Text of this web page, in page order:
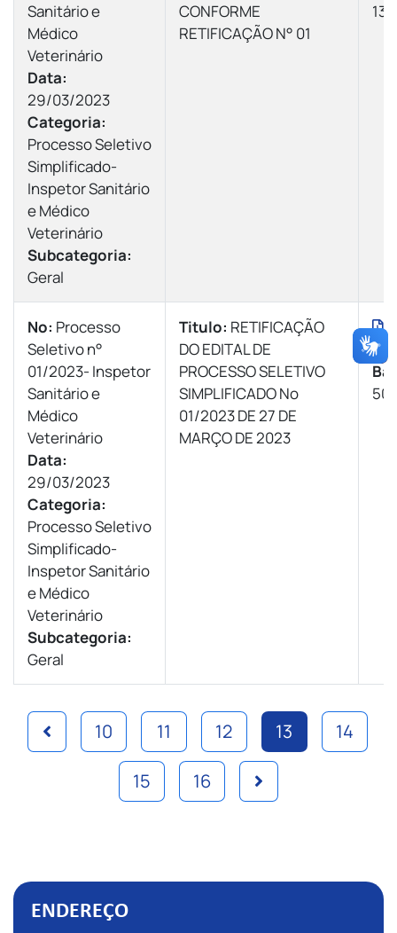
Sanitário e
Médico
Veterinário
Data:
29/03/2023
Categoria:
Processo Seletivo
Simplificado-
Inspetor Sanitário
e Médico
Veterinário
Subcategoria:
Geral
CONFORME
RETIFICAÇÃO N° 01
Nº: Processo
Seletivo n°
01/2023- Inspetor
Sanitário e
Médico
Veterinário
Data:
29/03/2023
Categoria:
Processo Seletivo
Simplificado-
Inspetor Sanitário
e Médico
Veterinário
Subcategoria:
Geral
Titulo: RETIFICAÇÃO
DO EDITAL DE
PROCESSO SELETIVO
SIMPLIFICADO Nº
01/2023 DE 27 DE
MARÇO DE 2023
|
50
10 11 12 13 14
15 16
ENDEREÇO